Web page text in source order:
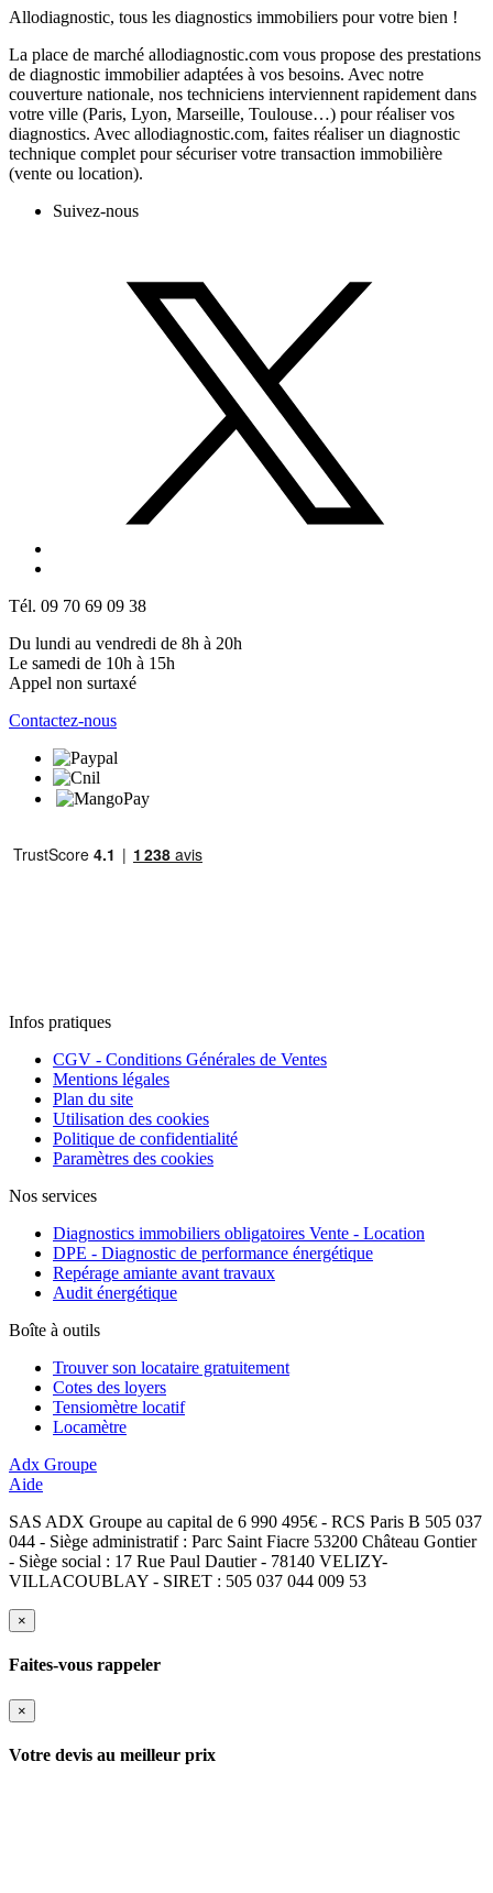
Allodiagnostic, tous les diagnostics immobiliers pour votre bien !
La place de marché allodiagnostic.com vous propose des prestations
de diagnostic immobilier adaptées à vos besoins. Avec notre
couverture nationale, nos techniciens interviennent rapidement dans
votre ville (Paris, Lyon, Marseille, Toulouse…) pour réaliser vos
diagnostics. Avec allodiagnostic.com, faites réaliser un diagnostic
technique complet pour sécuriser votre transaction immobilière
(vente ou location).
Suivez-nous
Tél. 09 70 69 09 38
Du lundi au vendredi de 8h à 20h
Le samedi de 10h à 15h
Appel non surtaxé
Contactez-nous
Infos pratiques
CGV - Conditions Générales de Ventes
Mentions légales
Plan du site
Utilisation des cookies
Politique de confidentialité
Paramètres des cookies
Nos services
Diagnostics immobiliers obligatoires Vente - Location
DPE - Diagnostic de performance énergétique
Repérage amiante avant travaux
Audit énergétique
Boîte à outils
Trouver son locataire gratuitement
Cotes des loyers
Tensiomètre locatif
Locamètre
Adx Groupe
Aide
SAS ADX Groupe au capital de 6 990 495€ - RCS Paris B 505 037
044 - Siège administratif : Parc Saint Fiacre 53200 Château Gontier
- Siège social : 17 Rue Paul Dautier - 78140 VELIZY-
VILLACOUBLAY - SIRET : 505 037 044 009 53
×
Faites-vous rappeler
×
Votre devis au meilleur prix